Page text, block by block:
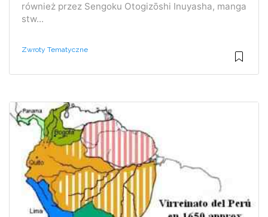
również przez Sengoku Otogizōshi Inuyasha, manga
stw...
Zwroty Tematyczne